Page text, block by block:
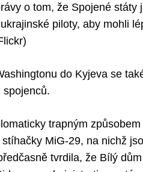
o tom, že Spojené státy
piloty, aby mohli
do Kyjeva se
spojenců.
trapným způsobem
MiG-29, na nichž
tvrdila, že Bílý